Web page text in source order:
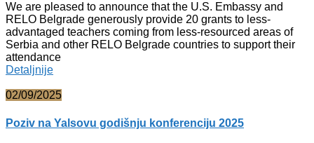
We are pleased to announce that the U.S. Embassy and
RELO Belgrade generously provide 20 grants to less-
advantaged teachers coming from less-resourced areas of
Serbia and other RELO Belgrade countries to support their
attendance
Detaljnije
02/09/2025
Poziv na Yalsovu godišnju konferenciju 2025